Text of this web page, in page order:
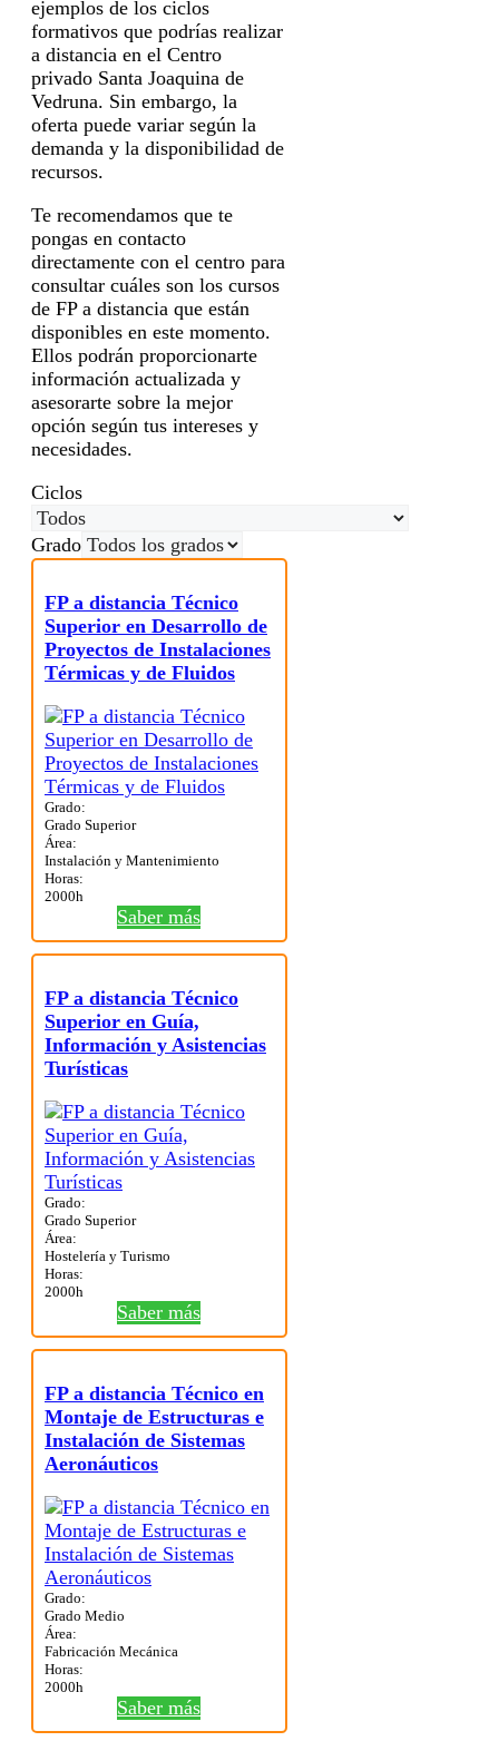
ejemplos de los ciclos
formativos que podrías realizar
a distancia en el Centro
privado Santa Joaquina de
Vedruna. Sin embargo, la
oferta puede variar según la
demanda y la disponibilidad de
recursos.
Te recomendamos que te
pongas en contacto
directamente con el centro para
consultar cuáles son los cursos
de FP a distancia que están
disponibles en este momento.
Ellos podrán proporcionarte
información actualizada y
asesorarte sobre la mejor
opción según tus intereses y
necesidades.
Ciclos
Grado
FP a distancia Técnico
Superior en Desarrollo de
Proyectos de Instalaciones
Térmicas y de Fluidos
Grado:
Grado Superior
Área:
Instalación y Mantenimiento
Horas:
2000h
Saber más
FP a distancia Técnico
Superior en Guía,
Información y Asistencias
Turísticas
Grado:
Grado Superior
Área:
Hostelería y Turismo
Horas:
2000h
Saber más
FP a distancia Técnico en
Montaje de Estructuras e
Instalación de Sistemas
Aeronáuticos
Grado:
Grado Medio
Área:
Fabricación Mecánica
Horas:
2000h
Saber más